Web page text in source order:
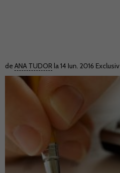
deANA TUDOR la 14 Iun. 2016 Exclusiv